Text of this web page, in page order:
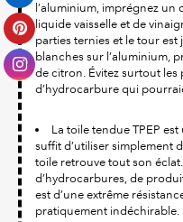
l’aluminium, imprégnez
liquide vaisselle et de
parties ternies et le tour est
blanches sur l’aluminium,
de citron. Évitez surtout
d’hydrocarbure qui
La toile tendue TPEP
suffit d’utiliser simplement
toile retrouve tout son
d’hydrocarbures, de
est d’une extrême
pratiquement indéchirable.